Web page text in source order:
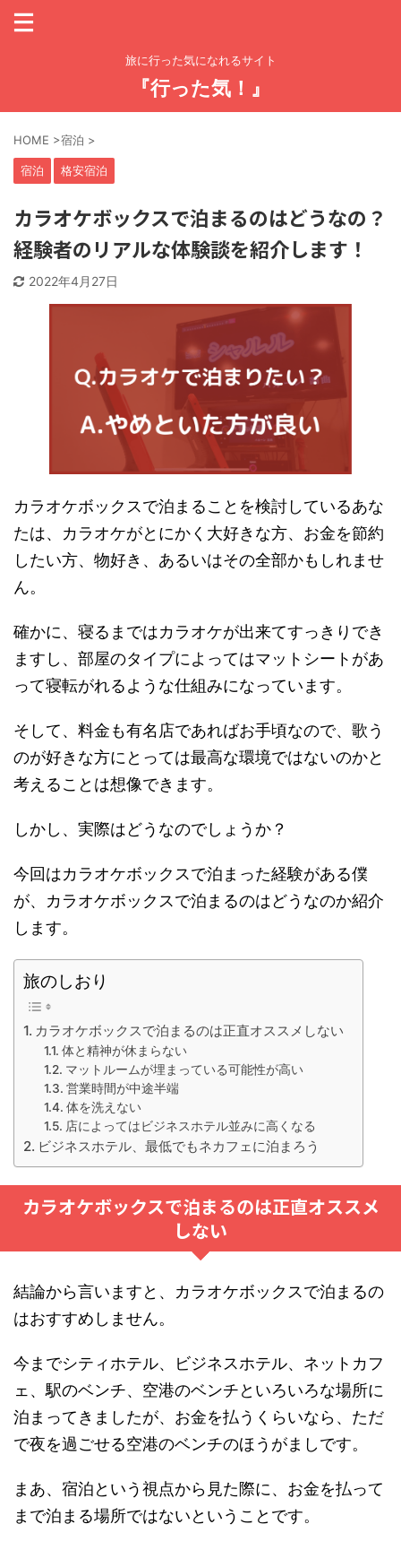
旅に行った気になれるサイト
『行った気！』
HOME >宿泊 >
宿泊 格安宿泊
カラオケボックスで泊まるのはどうなの？
経験者のリアルな体験談を紹介します！
2022年4月27日
カラオケボックスで泊まることを検討しているあな
たは、カラオケがとにかく大好きな方、お金を節約
したい方、物好き、あるいはその全部かもしれませ
ん。
確かに、寝るまではカラオケが出来てすっきりでき
ますし、部屋のタイプによってはマットシートがあ
って寝転がれるような仕組みになっています。
そして、料金も有名店であればお手頃なので、歌う
のが好きな方にとっては最高な環境ではないのかと
考えることは想像できます。
しかし、実際はどうなのでしょうか？
今回はカラオケボックスで泊まった経験がある僕
が、カラオケボックスで泊まるのはどうなのか紹介
します。
旅のしおり
カラオケボックスで泊まるのは正直オススメしない
体と精神が休まらない
マットルームが埋まっている可能性が高い
営業時間が中途半端
体を洗えない
店によってはビジネスホテル並みに高くなる
ビジネスホテル、最低でもネカフェに泊まろう
カラオケボックスで泊まるのは正直オススメ
しない
結論から言いますと、カラオケボックスで泊まるの
はおすすめしません。
今までシティホテル、ビジネスホテル、ネットカフ
ェ、駅のベンチ、空港のベンチといろいろな場所に
泊まってきましたが、お金を払うくらいなら、ただ
で夜を過ごせる空港のベンチのほうがましです。
まあ、宿泊という視点から見た際に、お金を払って
まで泊まる場所ではないということです。